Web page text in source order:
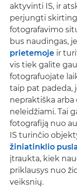
aktyvinti IS, ir
perjungti
fotografavimo
bus naudingas,
prietemoje ir
vis tiek galite
fotografuojate
taip pat padeda,
nepraktiška arba
neleidžiami. Tai
fotografiją nuo
IS turinčio
žiniatinklio
įtraukta, kiek
priklausys nuo
veiksnių.